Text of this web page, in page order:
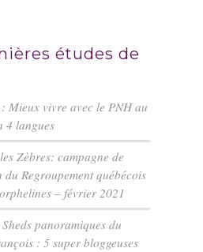
études de
Mieux vivre avec le PNH au
4 langues
Zèbres: campagne de
du Regroupement québécois
– février 2021
panoramiques du
: 5 super bloggeuses